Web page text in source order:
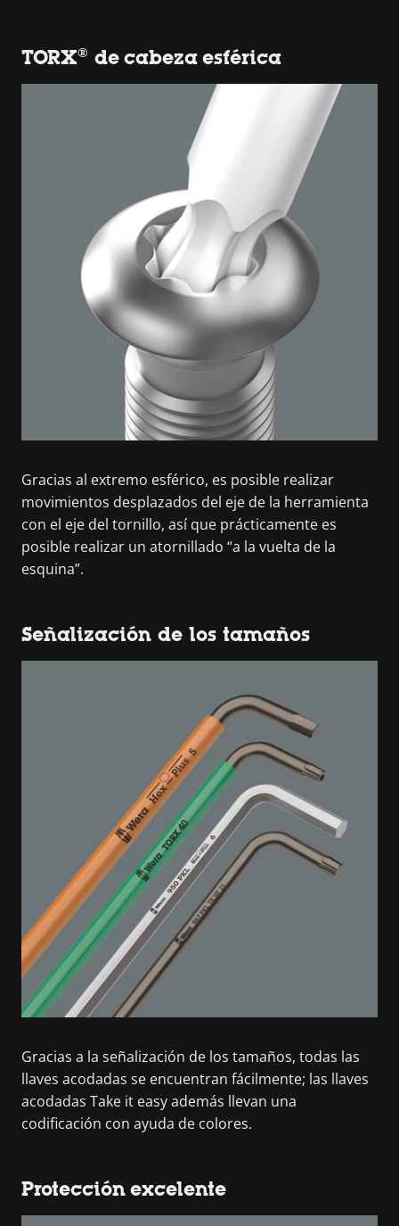
TORX® de cabeza esférica
Gracias al extremo esférico, es posible realizar
movimientos desplazados del eje de la herramienta
con el eje del tornillo, así que prácticamente es
posible realizar un atornillado “a la vuelta de la
esquina”.
Señalización de los tamaños
Gracias a la señalización de los tamaños, todas las
llaves acodadas se encuentran fácilmente; las llaves
acodadas Take it easy además llevan una
codificación con ayuda de colores.
Protección excelente